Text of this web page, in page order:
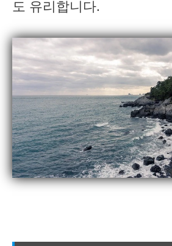
도 유리합니다.